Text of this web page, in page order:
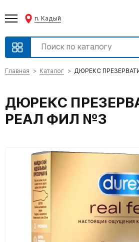
п. Кадый
Главная Каталог ДЮРЕКС
ДЮРЕКС
РЕАЛ ФИЛ №3